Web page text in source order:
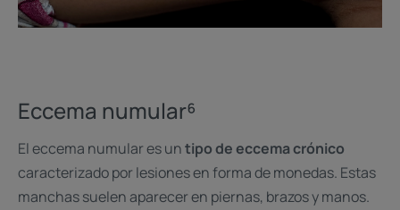
Eccema numular⁶
El eccema numular es untipo de eccema crónico
caracterizado por lesiones en forma de monedas. Estas
manchas suelen aparecer en piernas, brazos y manos.